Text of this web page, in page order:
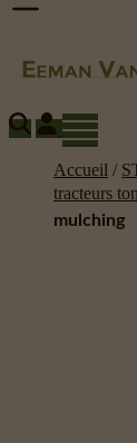
Accueil /
tracteurs
mulching